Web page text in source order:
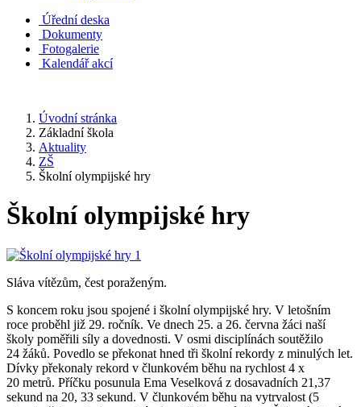
Úřední deska
Dokumenty
Fotogalerie
Kalendář akcí
Úvodní stránka
Základní škola
Aktuality
ZŠ
Školní olympijské hry
Školní olympijské hry
Sláva vítězům, čest poraženým.
S koncem roku jsou spojené i školní olympijské hry. V letošním
roce proběhl již 29. ročník. Ve dnech 25. a 26. června žáci naší
školy poměřili síly a dovednosti. V osmi disciplínách soutěžilo
24 žáků. Povedlo se překonat hned tři školní rekordy z minulých let.
Dívky překonaly rekord v člunkovém běhu na rychlost 4 x
20 metrů. Příčku posunula Ema Veselková z dosavadních 21,37
sekund na 20, 33 sekund. V člunkovém běhu na vytrvalost (5